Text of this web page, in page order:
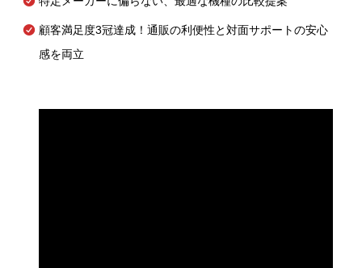
顧客満足度3冠達成！通販の利便性と対面サポートの安心
感を両立